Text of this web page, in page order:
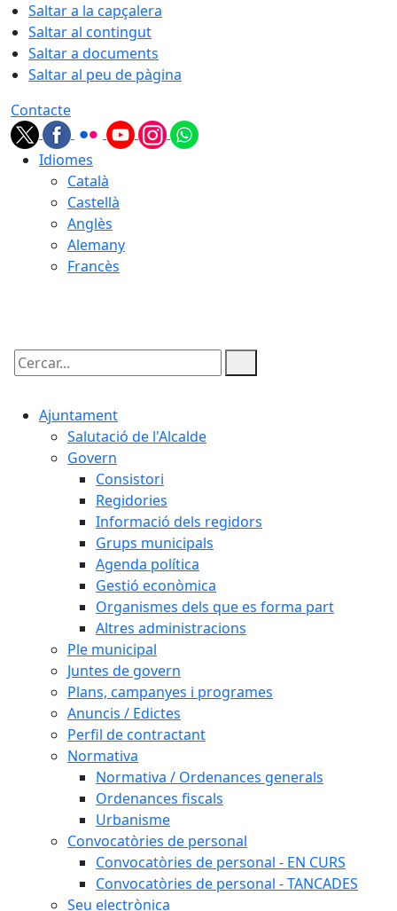
Saltar a la capçalera
Saltar al contingut
Saltar a documents
Saltar al peu de pàgina
Contacte
Idiomes
Català
Castellà
Anglès
Alemany
Francès
Cercar:
Ajuntament
Salutació de l'Alcalde
Govern
Consistori
Regidories
Informació dels regidors
Grups municipals
Agenda política
Gestió econòmica
Organismes dels que es forma part
Altres administracions
Ple municipal
Juntes de govern
Plans, campanyes i programes
Anuncis / Edictes
Perfil de contractant
Normativa
Normativa / Ordenances generals
Ordenances fiscals
Urbanisme
Convocatòries de personal
Convocatòries de personal - EN CURS
Convocatòries de personal - TANCADES
Seu electrònica